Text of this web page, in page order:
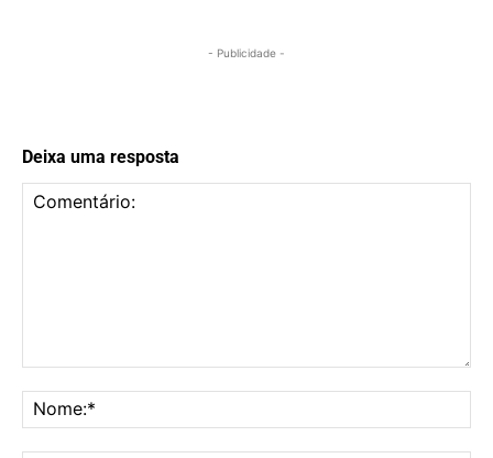
- Publicidade -
Deixa uma resposta